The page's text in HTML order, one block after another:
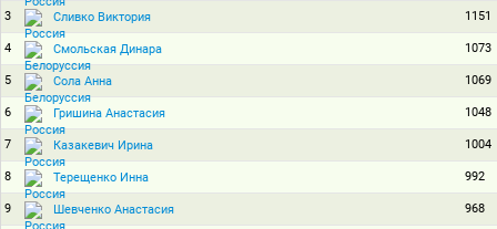
3 Сливко Виктория 1151
4 Смольская Динара 1073
5 Сола Анна 1069
6 Гришина Анастасия 1048
7 Казакевич Ирина 1004
8 Терещенко Инна 992
9 Шевченко Анастасия 968